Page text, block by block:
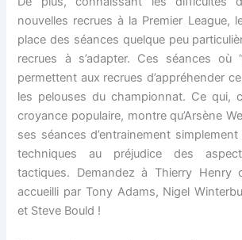
nouvelles recrues à la Premier League,
place des séances quelque peu
recrues à s’adapter. Ces séances où
permettent aux recrues d’appréhender
les pelouses du championnat. Ce qui,
croyance populaire, montre qu’Arsène
ses séances d’entrainement
techniques au préjudice des
tactiques. Demandez à Thierry Henry
accueilli par Tony Adams, Nigel
et Steve Bould !